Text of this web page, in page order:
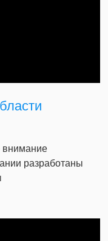
внимание
разработаны